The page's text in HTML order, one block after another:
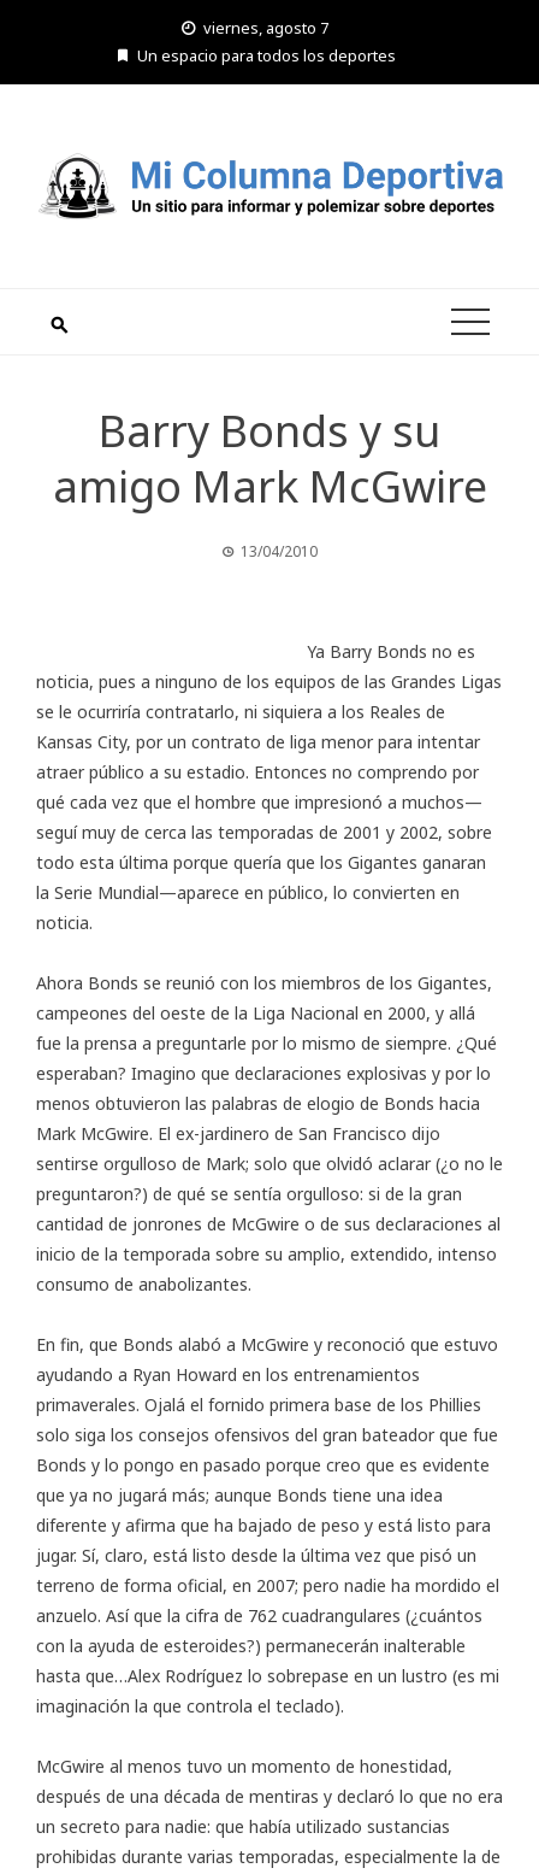
viernes, agosto 7
Un espacio para todos los deportes
Barry Bonds y su
amigo Mark McGwire
13/04/2010
Ya Barry Bonds no es
noticia, pues a ninguno de los equipos de las Grandes Ligas
se le ocurriría contratarlo, ni siquiera a los Reales de
Kansas City, por un contrato de liga menor para intentar
atraer público a su estadio. Entonces no comprendo por
qué cada vez que el hombre que impresionó a muchos—
seguí muy de cerca las temporadas de 2001 y 2002, sobre
todo esta última porque quería que los Gigantes ganaran
la Serie Mundial—aparece en público, lo convierten en
noticia.
Ahora Bonds se reunió con los miembros de los Gigantes,
campeones del oeste de la Liga Nacional en 2000, y allá
fue la prensa a preguntarle por lo mismo de siempre. ¿Qué
esperaban? Imagino que declaraciones explosivas y por lo
menos obtuvieron las palabras de elogio de Bonds hacia
Mark McGwire. El ex-jardinero de San Francisco dijo
sentirse orgulloso de Mark; solo que olvidó aclarar (¿o no le
preguntaron?) de qué se sentía orgulloso: si de la gran
cantidad de jonrones de McGwire o de sus declaraciones al
inicio de la temporada sobre su amplio, extendido, intenso
consumo de anabolizantes.
En fin, que Bonds alabó a McGwire y reconoció que estuvo
ayudando a Ryan Howard en los entrenamientos
primaverales. Ojalá el fornido primera base de los Phillies
solo siga los consejos ofensivos del gran bateador que fue
Bonds y lo pongo en pasado porque creo que es evidente
que ya no jugará más; aunque Bonds tiene una idea
diferente y afirma que ha bajado de peso y está listo para
jugar. Sí, claro, está listo desde la última vez que pisó un
terreno de forma oficial, en 2007; pero nadie ha mordido el
anzuelo. Así que la cifra de 762 cuadrangulares (¿cuántos
con la ayuda de esteroides?) permanecerán inalterable
hasta que…Alex Rodríguez lo sobrepase en un lustro (es mi
imaginación la que controla el teclado).
McGwire al menos tuvo un momento de honestidad,
después de una década de mentiras y declaró lo que no era
un secreto para nadie: que había utilizado sustancias
prohibidas durante varias temporadas, especialmente la de